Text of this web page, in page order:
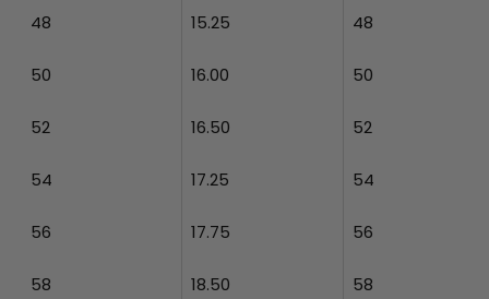
48 15.25 48
50 16.00 50
52 16.50 52
54 17.25 54
56 17.75 56
58 18.50 58